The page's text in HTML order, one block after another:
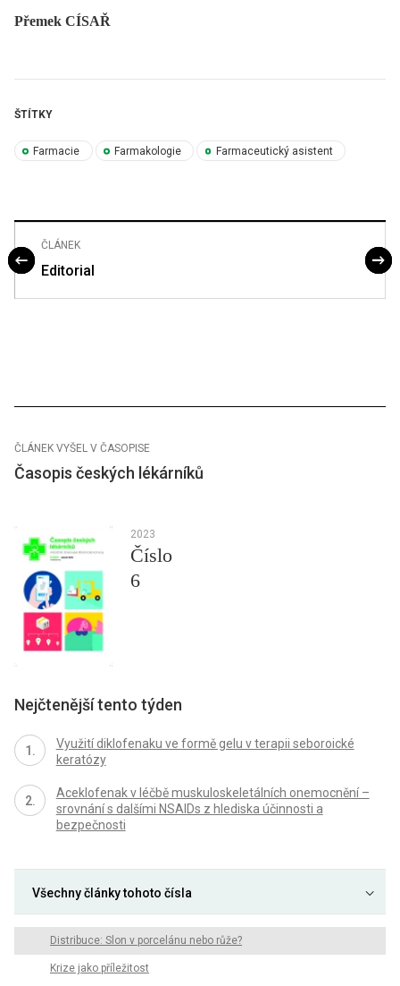
Přemek CÍSAŘ
ŠTÍTKY
Farmacie Farmakologie Farmaceutický asistent
ČLÁNEK
Editorial
ČLÁNEK VYŠEL V ČASOPISE
Časopis českých lékárníků
2023
Číslo
6
Nejčtenější tento týden
Využití diklofenaku ve formě gelu v terapii seboroické
keratózy
Aceklofenak v léčbě muskuloskeletálních onemocnění –
srovnání s dalšími NSAIDs z hlediska účinnosti a
bezpečnosti
Všechny články tohoto čísla
Distribuce: Slon v porcelánu nebo růže?
Krize jako příležitost